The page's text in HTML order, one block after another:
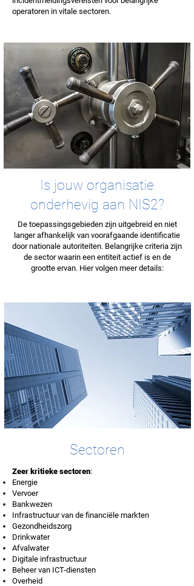
operatoren in vitale sectoren.
Is jouw organisatie
onderhevig aan NIS2?
De toepassingsgebieden zijn uitgebreid en niet
langer afhankelijk van voorafgaande identificatie
door nationale autoriteiten. Belangrijke criteria zijn
de sector waarin een entiteit actief is en de
grootte ervan. Hier volgen meer details:
Sectoren
Zeer kritieke sectoren:
Energie
Vervoer
Bankwezen
Infrastructuur van de financiële markten
Gezondheidszorg
Drinkwater
Afvalwater
Digitale infrastructuur
Beheer van ICT-diensten
Overheid